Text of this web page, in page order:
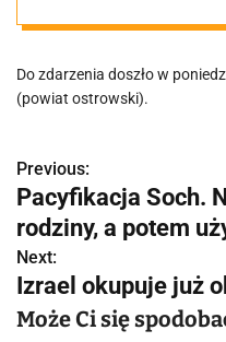
DK 36.
Do zdarzenia doszło w
(powiat ostrowski).
N
a
w
i
Previous:
Pacyfikacja Soch.
rodziny, a potem
Next:
Izrael okupuje już
Może Ci się